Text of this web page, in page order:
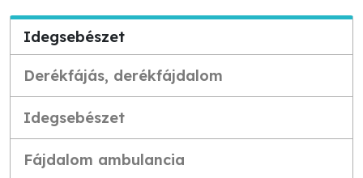
Idegsebészet
Derékfájás, derékfájdalom
Idegsebészet
Fájdalom ambulancia